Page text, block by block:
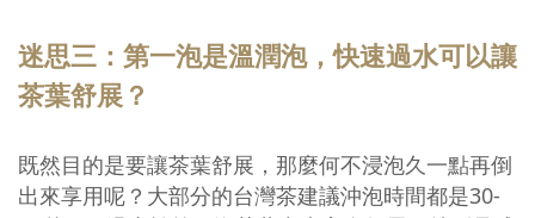
迷思三：第一泡是溫潤泡，快速過水可以讓
茶葉舒展？
既然目的是要讓茶葉舒展，那麼何不浸泡久一點再倒
出來享用呢？大部分的台灣茶建議沖泡時間都是30-